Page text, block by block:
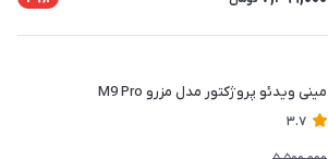
مینی ویدئو پروژکتور مدل مزرو M9 Pro
3.7